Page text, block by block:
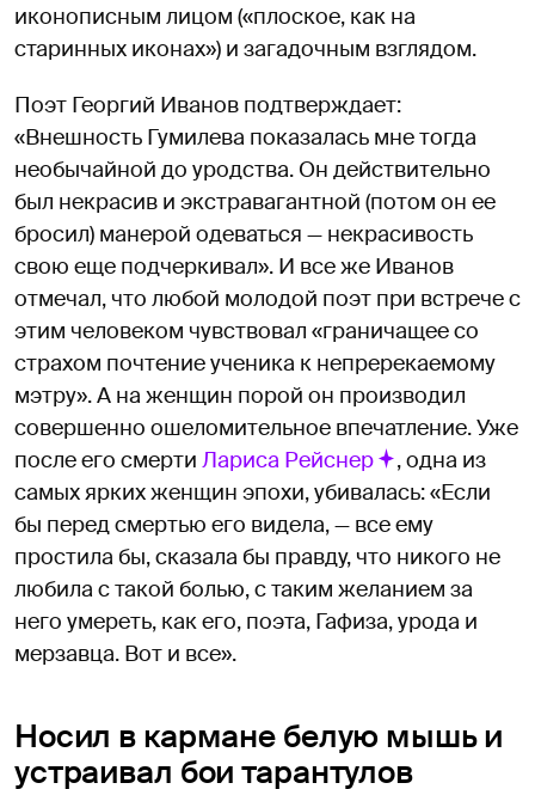
иконописным лицом («плоское, как на
старинных иконах») и загадочным взглядом.
Поэт Георгий Иванов подтверждает:
«Внешность Гумилева показалась мне тогда
необычайной до уродства. Он действительно
был некрасив и экстравагантной (потом он ее
бросил) манерой одеваться — некрасивость
свою еще подчеркивал». И все же Иванов
отмечал, что любой молодой поэт при встрече с
этим человеком чувствовал «граничащее со
страхом почтение ученика к непререкаемому
мэтру». А на женщин порой он производил
совершенно ошеломительное впечатление. Уже
после его смерти Лариса Рейснер
, одна из
самых ярких женщин эпохи, убивалась: «Если
бы перед смертью его видела, — все ему
простила бы, сказала бы правду, что никого не
любила с такой болью, с таким желанием за
него умереть, как его, поэта, Гафиза, урода и
мерзавца. Вот и все».
Носил в кармане белую мышь и
устраивал бои тарантулов